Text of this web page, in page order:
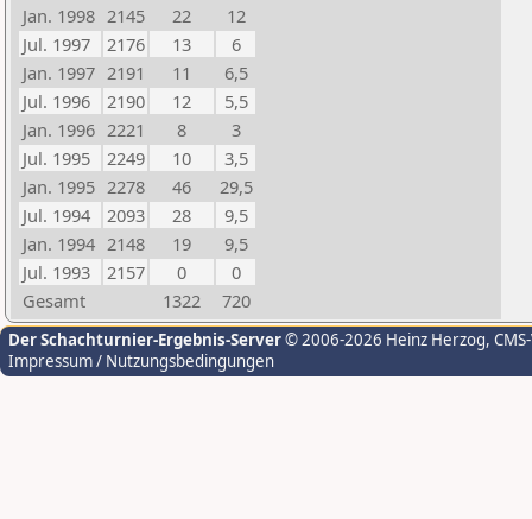
Jan. 1998 2145 22
12
Jul. 1997
2176 13
6
Jan. 1997 2191 11
6,5
Jul. 1996
2190 12
5,5
Jan. 1996 2221 8
3
Jul. 1995
2249 10
3,5
Jan. 1995 2278 46
29,5
Jul. 1994
2093 28
9,5
Jan. 1994 2148 19
9,5
Jul. 1993
2157 0
0
Gesamt
1322 720
Der Schachturnier-Ergebnis-Server© 2006-2026 Heinz Herzog,
Impressum / Nutzungsbedingungen